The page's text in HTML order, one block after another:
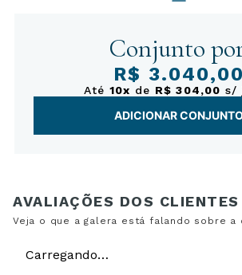
Conjunto
R$ 3.040,00
Até 10x de R$ 304,00 s/
ADICIONAR
Carregando…